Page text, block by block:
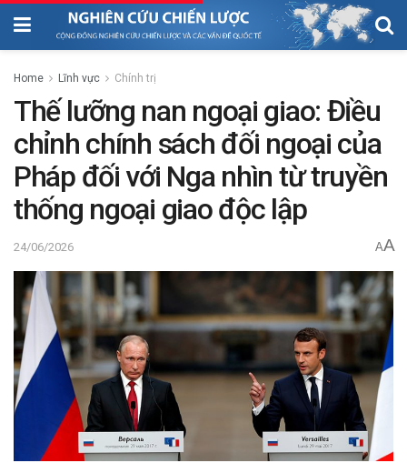
Home Lĩnh vực Chính trị
Thế lưỡng nan ngoại giao: Điều
chỉnh chính sách đối ngoại của
Pháp đối với Nga nhìn từ truyền
thống ngoại giao độc lập
24/06/2026 AA